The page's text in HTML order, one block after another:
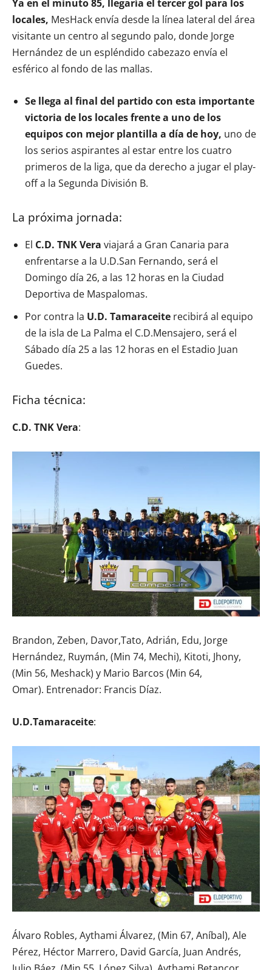
Ya en el minuto 85, llegaría el tercer gol para los
locales, MesHack envía desde la línea lateral del área
visitante un centro al segundo palo, donde Jorge
Hernández de un espléndido cabezazo envía el
esférico al fondo de las mallas.
Se llega al final del partido con esta importante
victoria de los locales frente a uno de los
equipos con mejor plantilla a día de hoy, uno de
los serios aspirantes al estar entre los cuatro
primeros de la liga, que da derecho a jugar el play-
off a la Segunda División B.
La próxima jornada:
El C.D. TNK Vera viajará a Gran Canaria para
enfrentarse a la U.D.San Fernando, será el
Domingo día 26, a las 12 horas en la Ciudad
Deportiva de Maspalomas.
Por contra la U.D. Tamaraceite recibirá al equipo
de la isla de La Palma el C.D.Mensajero, será el
Sábado día 25 a las 12 horas en el Estadio Juan
Guedes.
Ficha técnica:
C.D. TNK Vera:
Brandon, Zeben, Davor,Tato, Adrián, Edu, Jorge
Hernández, Ruymán, (Min 74, Mechi), Kitoti, Jhony,
(Min 56, Meshack) y Mario Barcos (Min 64,
Omar). Entrenador: Francis Díaz.
U.D.Tamaraceite:
Álvaro Robles, Aythami Álvarez, (Min 67, Aníbal), Ale
Pérez, Héctor Marrero, David García, Juan Andrés,